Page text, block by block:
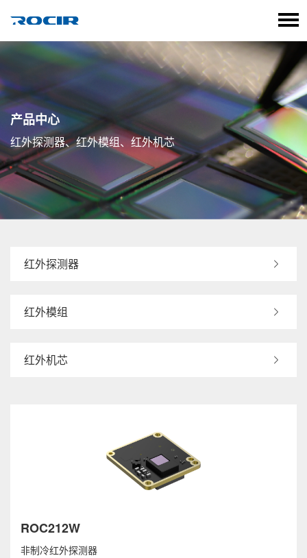
产品中心
红外探测器、红外模组、红外机芯
红外探测器
红外模组
红外机芯
ROC212W
非制冷红外探测器